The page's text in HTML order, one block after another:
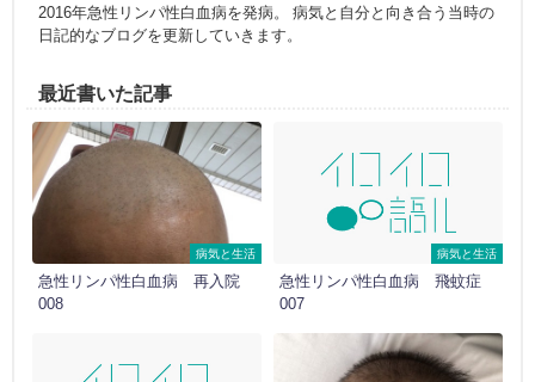
2016年急性リンパ性白血病を発病。 病気と自分と向き合う当時の
日記的なブログを更新していきます。
最近書いた記事
病気と生活
急性リンパ性白血病 再入院
008
病気と生活
急性リンパ性白血病 飛蚊症
007